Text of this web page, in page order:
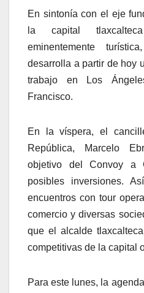
En sintonía con el eje
la capital
eminentemente
desarrolla a partir de hoy
trabajo en Los
Francisco.
En la víspera, el
República, Marcelo
objetivo del Convoy a
posibles inversiones.
encuentros con tour
comercio y diversas
que el alcalde
competitivas de la capital
Para este lunes, la